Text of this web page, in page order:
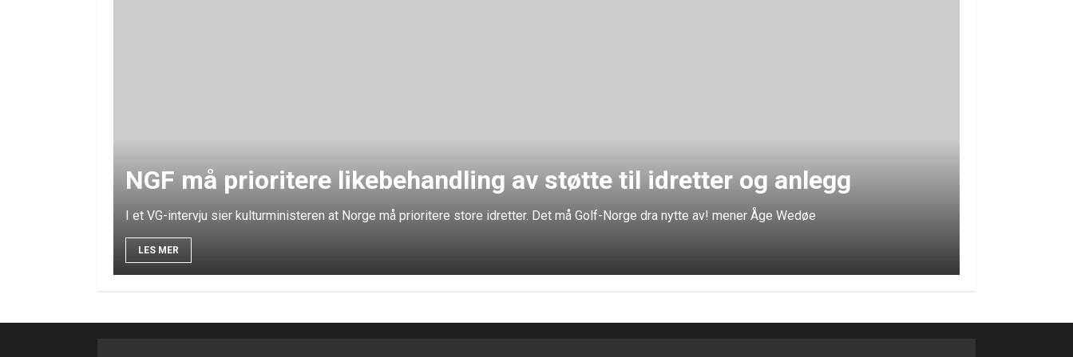
NGF må prioritere likebehandling av støtte til idretter og anlegg
I et VG-intervju sier kulturministeren at Norge må prioritere store idretter. Det må Golf-Norge dra nytte av! mener Åge Wedøe
LES MER